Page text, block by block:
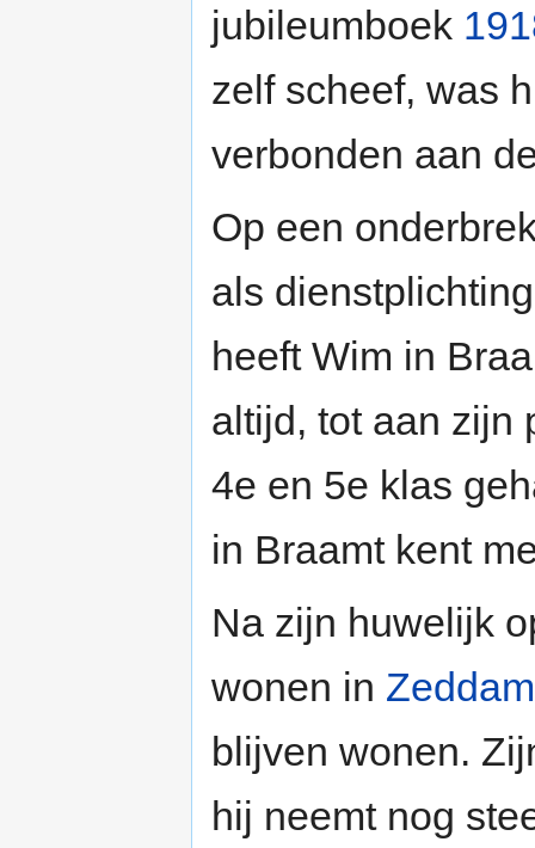
jubileumboek
zelf scheef, was
verbonden aan
Op een
als
heeft Wim in
altijd, tot aan zijn
4e en 5e klas
in Braamt kent
Na zijn huwelijk
wonen in Zeddam
blijven wonen.
hij neemt nog